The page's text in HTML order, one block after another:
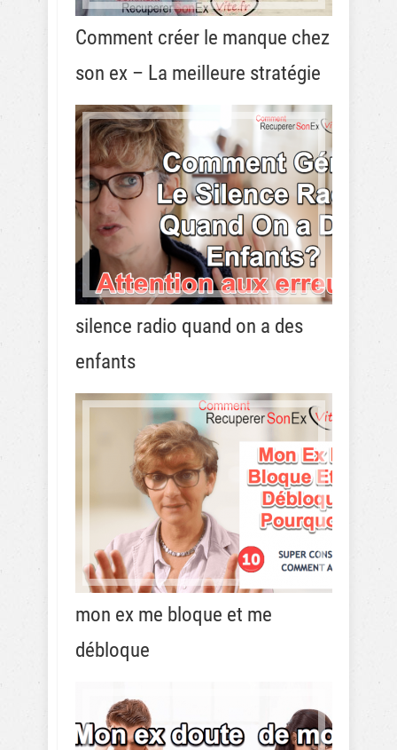
Comment créer le manque chez
son ex – La meilleure stratégie
silence radio quand on a des
enfants
mon ex me bloque et me
débloque